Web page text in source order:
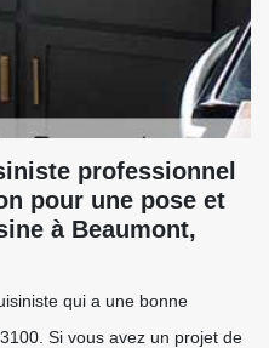
professionnel
pour une pose et
à Beaumont,
qui a une bonne
Si vous avez un projet de